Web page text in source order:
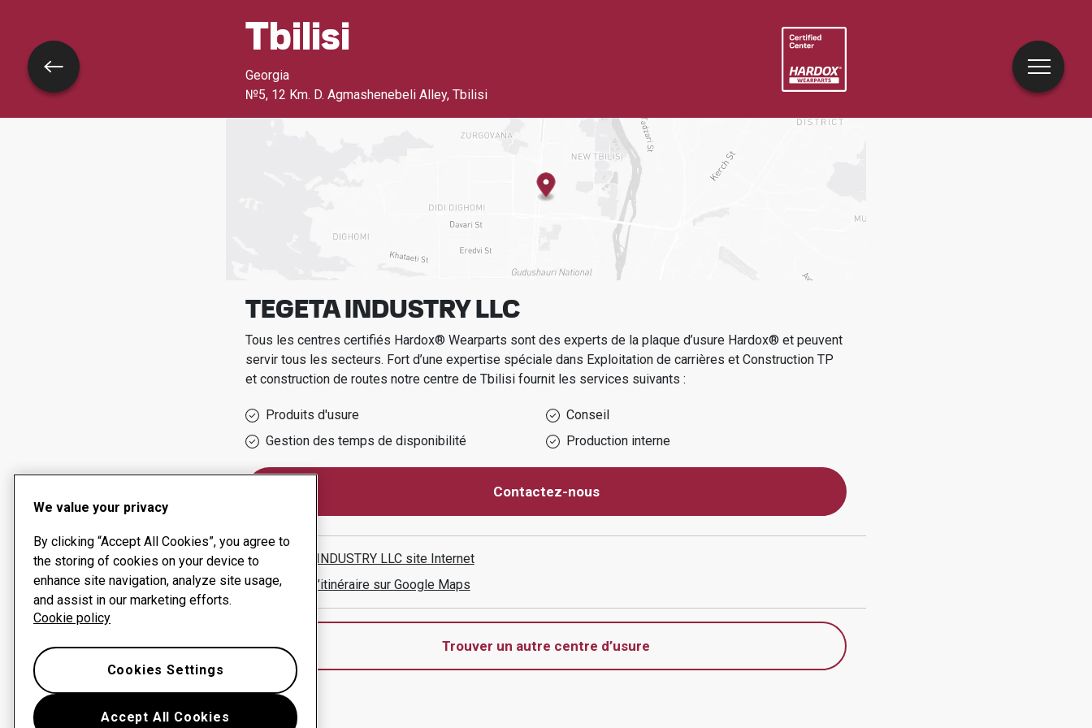
Tbilisi
Georgia
№5, 12 Km. D. Agmashenebeli Alley, Tbilisi
TEGETA INDUSTRY LLC
Tous les centres certifiés Hardox® Wearparts sont des experts de la plaque d’usure Hardox® et peuvent
servir tous les secteurs. Fort d’une expertise spéciale dans Exploitation de carrières et Construction TP
et construction de routes notre centre de Tbilisifournit les services suivants :
Produits d'usure
Conseil
Gestion des temps de disponibilité
Production interne
Contactez-nous
TEGETA INDUSTRY LLC site Internet
Afficher l’itinéraire sur Google Maps
Trouver un autre centre d’usure
Retour
We value your privacy
By clicking “Accept All Cookies”, you agree to
the storing of cookies on your device to
enhance site navigation, analyze site usage,
and assist in our marketing efforts.
Cookie policy
Accept All Cookies
Cookies Settings